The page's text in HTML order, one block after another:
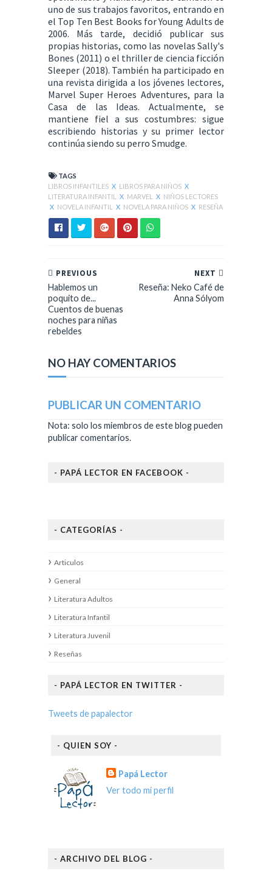
uno de sus trabajos favoritos, entrando en
el Top Ten Best Books for Young Adults de
2006. Más tarde, decidió publicar sus
propias historias, como las novelas Sally's
Bones (2011) o el thriller de ciencia ficción
Sleeper (2018). También ha participado en
una revista dirigida a los jóvenes lectores,
Marvel Super Heroes Adventures, para la
Casa de las Ideas. Actualmente, se
mantiene fiel a sus costumbres: sigue
escribiendo historias y su primer lector
continúa siendo su perro Smudge.
TAGS
LIBROS INFANTILES X LIBROS PARA NIÑOS X
LITERATURA INFANTIL
X MARVEL X NIÑOS LECTORES
X NOVELA INFANTIL X NOVELA PARA NIÑOS X RESEÑA
NEXT
Reseña: Neko Café de
Anna Sólyom
PREVIOUS
Hablemos un
poquito de...
Cuentos de buenas
noches para niñas
rebeldes
NO HAY COMENTARIOS
PUBLICAR UN COMENTARIO
Nota: solo los miembros de este blog pueden
publicar comentarios.
- PAPÁ LECTOR EN FACEBOOK -
- CATEGORÍAS -
Articulos
General
Literatura Adultos
Literatura Infantil
Literatura Juvenil
Reseñas
- PAPÁ LECTOR EN TWITTER -
Tweets de papalector
- QUIEN SOY -
Papá Lector
Ver todo mi perfil
- ARCHIVO DEL BLOG -